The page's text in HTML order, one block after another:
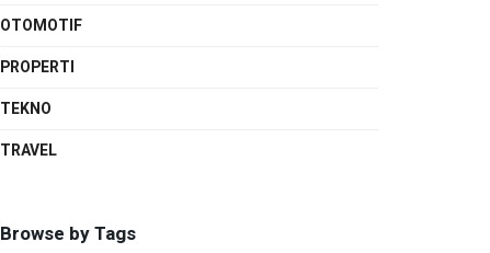
OTOMOTIF
PROPERTI
TEKNO
TRAVEL
Browse by Tags